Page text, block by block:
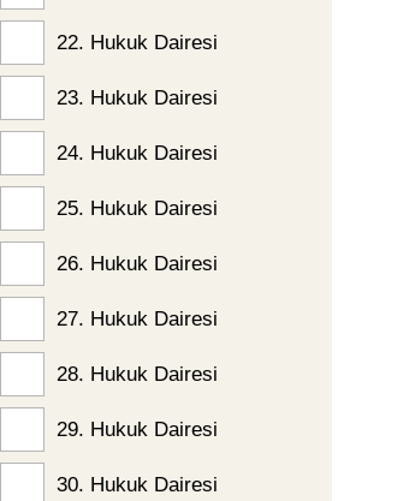
22. Hukuk Dairesi
23. Hukuk Dairesi
24. Hukuk Dairesi
25. Hukuk Dairesi
26. Hukuk Dairesi
27. Hukuk Dairesi
28. Hukuk Dairesi
29. Hukuk Dairesi
30. Hukuk Dairesi